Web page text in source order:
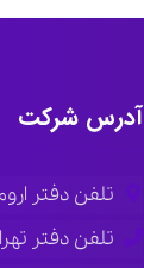
آدرس شرکت
تلفن دفتر ارومیه:
تلفن دفتر تهران :